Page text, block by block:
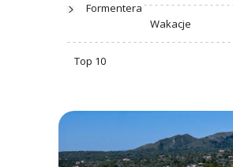
Formentera
Wakacje
Top 10